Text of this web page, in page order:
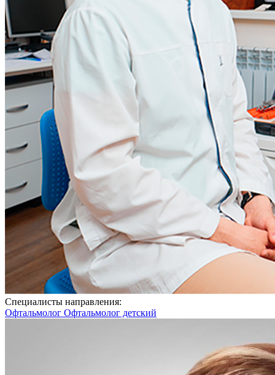
Специалисты направления:
Офтальмолог Офтальмолог детский